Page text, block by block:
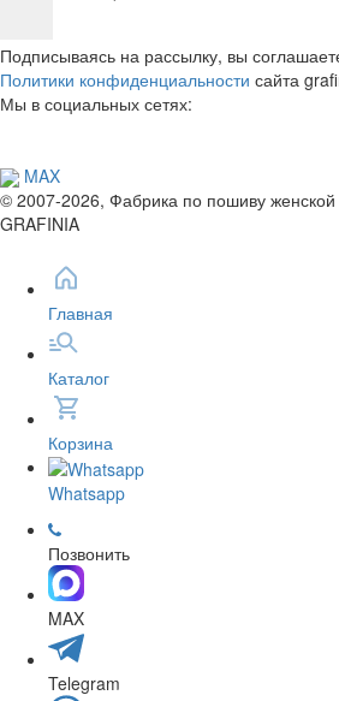
Подписываясь на рассылку, вы
Политики конфиденциальности сайта
Мы в социальных сетях:
MAX
© 2007-2026, Фабрика по пошиву
GRAFINIA
Главная
Каталог
Корзина
Whatsapp
Позвонить
MAX
Telegram